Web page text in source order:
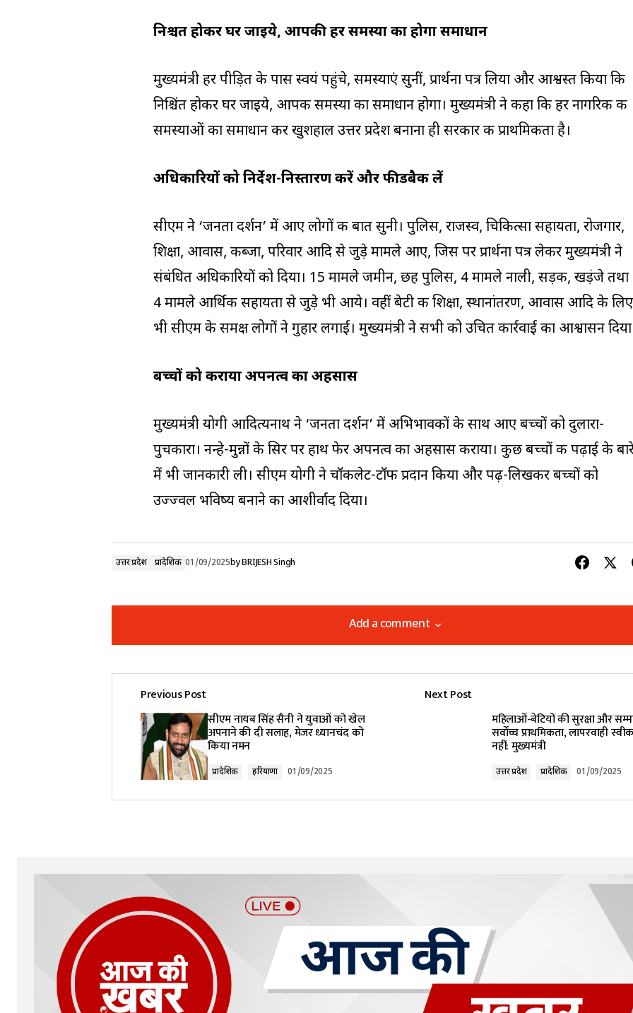
निश्चिंत होकर घर जाइये, आपकी हर समस्या का होगा समाधान
मुख्यमंत्री हर पीड़ित के पास स्वयं पहुंचे, समस्याएं सुनीं, प्रार्थना पत्र लिया और आश्वस्त किया कि
निश्चिंत होकर घर जाइये, आपकी समस्या का समाधान होगा। मुख्यमंत्री ने कहा कि हर नागरिक की
समस्याओं का समाधान कर खुशहाल उत्तर प्रदेश बनाना ही सरकार की प्राथमिकता है।
अधिकारियों को निर्देश-निस्तारण करें और फीडबैक लें
सीएम ने ‘जनता दर्शन’ में आए लोगों की बात सुनी। पुलिस, राजस्व, चिकित्सा सहायता, रोजगार,
शिक्षा, आवास, कब्जा, परिवार आदि से जुड़े मामले आए, जिस पर प्रार्थना पत्र लेकर मुख्यमंत्री ने
संबंधित अधिकारियों को दिया। 15 मामले जमीन, छह पुलिस, 4 मामले नाली, सड़क, खड़ंजे तथा
4 मामले आर्थिक सहायता से जुड़े भी आये। वहीं बेटी की शिक्षा, स्थानांतरण, आवास आदि के लिए
भी सीएम के समक्ष लोगों ने गुहार लगाई। मुख्यमंत्री ने सभी को उचित कार्रवाई का आश्वासन
बच्चों को कराया अपनत्व का अहसास
मुख्यमंत्री योगी आदित्यनाथ ने ‘जनता दर्शन’ में अभिभावकों के साथ आए बच्चों को दुलारा-
पुचकारा। नन्हे-मुन्नों के सिर पर हाथ फेर अपनत्व का अहसास कराया। कुछ बच्चों की पढ़ाई के
में भी जानकारी ली। सीएम योगी ने चॉकलेट-टॉफी प्रदान किया और पढ़-लिखकर बच्चों को
उज्ज्वल भविष्य बनाने का आशीर्वाद दिया।
उत्तर प्रदेश प्रादेशिक 01/09/2025byBRIJESH Singh
Add a comment
Add a comment
Your email address will not be published.Required fields are marked*
Comment*
Previous Post
सीएम नायब सिंह सैनी ने युवाओं को खेल
अपनाने की दी सलाह, मेजर ध्यानचंद को
किया नमन
प्रादेशिक हरियाणा 01/09/2025
Next Post
महिलाओं-बेटियों की सुरक्षा और
सर्वोच्च प्राथमिकता, लापरवाही
नहीं: मुख्यमंत्री
उत्तर प्रदेश प्रादेशिक 01/09/2025